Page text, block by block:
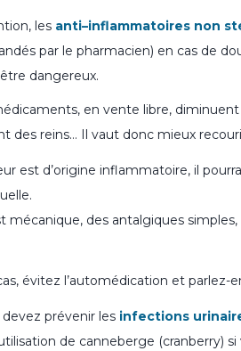
les anti–inflammatoires non
par le pharmacien) en cas de
dangereux.
en vente libre,
des reins… Il vaut donc mieux
est d’origine inflammatoire, il
mécanique, des antalgiques
évitez l’automédication et
devez prévenir les infections
de canneberge (cranberry)